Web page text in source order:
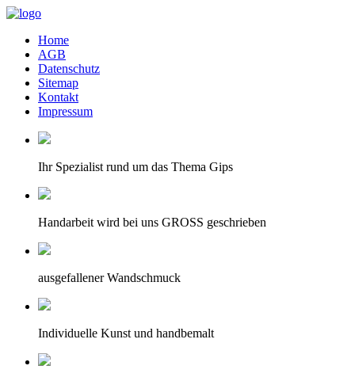
Home
AGB
Datenschutz
Sitemap
Kontakt
Impressum
Ihr Spezialist rund um das Thema Gips
Handarbeit wird bei uns GROSS geschrieben
ausgefallener Wandschmuck
Individuelle Kunst und handbemalt